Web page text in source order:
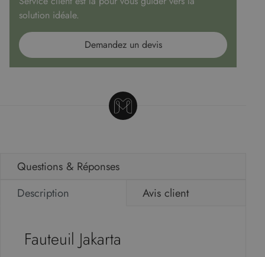
solution idéale.
Demandez un devis
Description Avis client
Questions & Réponses
Fauteuil Jakarta